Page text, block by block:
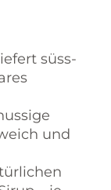
süss-
und